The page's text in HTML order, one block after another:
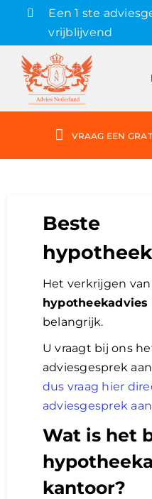
content
Een 1 ste
vrijblijvend
Hypotheek
Hypotheekvormen
Bereken
Lening
over advies nederland
Renovlies
VRAAG EEN
Beste
Het verkrijgen
hypotheekadvies
belangrijk.
U vraagt bij ons
adviesgesprek
dus vraag hier
adviesgesprek aan
Wat is het
kantoor?